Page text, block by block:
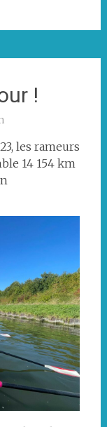
!
les rameurs
14 154 km